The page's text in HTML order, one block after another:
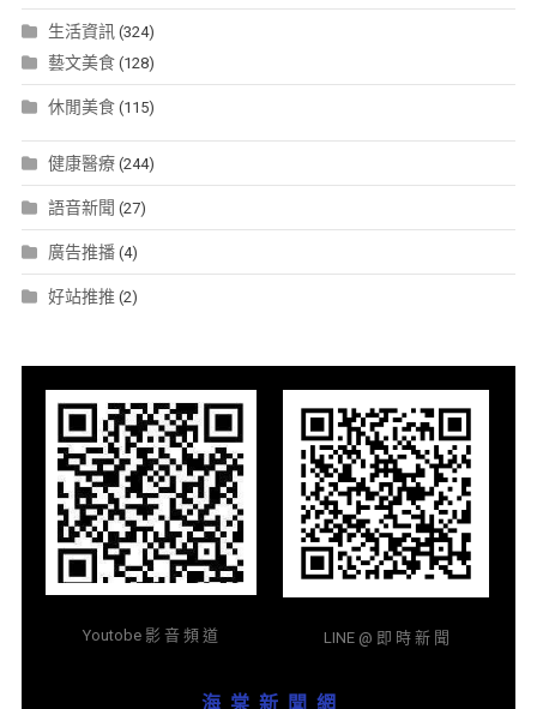
生活資訊 (324)
藝文美食(128)
休閒美食(115)
健康醫療(244)
語音新聞 (27)
廣告推播(4)
好站推推 (2)
Youtobe 影 音 頻 道 LINE @ 即 時 新 聞
海 棠 新 聞 網